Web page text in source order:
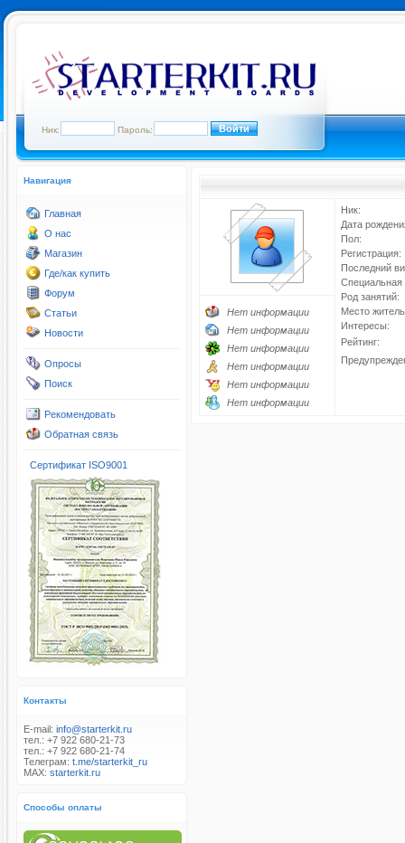
Ник: Пароль:
Навигация
Главная
О нас
Магазин
Где/как купить
Форум
Статьи
Новости
Опросы
Поиск
Рекомендовать
Обратная связь
Сертификат ISO9001
Контакты
E-mail: info@starterkit.ru
тел.: +7 922 680-21-73
тел.: +7 922 680-21-74
Телеграм: t.me/starterkit_ru
MAX: starterkit.ru
Способы оплаты
Ник:
Дата
Пол:
Регистрация:
Последний
Специальная
Род занятий:
Место
Интересы:
Рейтинг:
Нет информации
Нет информации
Нет информации
Нет информации
Нет информации
Нет информации